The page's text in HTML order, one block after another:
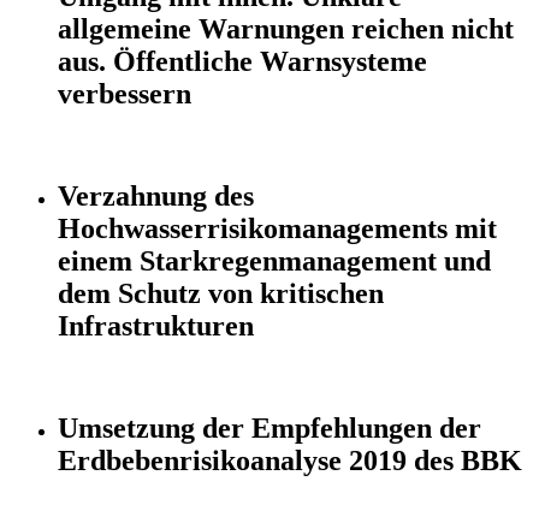
allgemeine Warnungen reichen nicht
aus. Öffentliche Warnsysteme
verbessern
Verzahnung des
Hochwasserrisikomanagements mit
einem Starkregenmanagement und
dem Schutz von kritischen
Infrastrukturen
Umsetzung der Empfehlungen der
Erdbebenrisikoanalyse 2019 des BBK